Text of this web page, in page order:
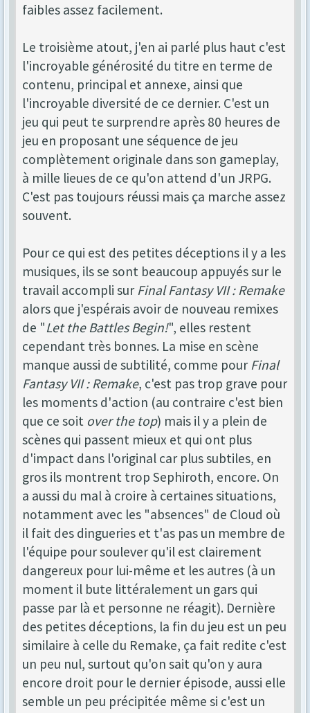
faibles assez facilement.
Le troisième atout, j'en ai parlé plus haut c'est
l'incroyable générosité du titre en terme de
contenu, principal et annexe, ainsi que
l'incroyable diversité de ce dernier. C'est un
jeu qui peut te surprendre après 80 heures de
jeu en proposant une séquence de jeu
complètement originale dans son gameplay,
à mille lieues de ce qu'on attend d'un JRPG.
C'est pas toujours réussi mais ça marche assez
souvent.
Pour ce qui est des petites déceptions il y a les
musiques, ils se sont beaucoup appuyés sur le
travail accompli surFinal Fantasy VII : Remake
alors que j'espérais avoir de nouveau remixes
de "Let the Battles Begin!", elles restent
cependant très bonnes. La mise en scène
manque aussi de subtilité, comme pourFinal
Fantasy VII : Remake, c'est pas trop grave pour
les moments d'action (au contraire c'est bien
que ce soit over the top) mais il y a plein de
scènes qui passent mieux et qui ont plus
d'impact dans l'original car plus subtiles, en
gros ils montrent trop Sephiroth, encore. On
a aussi du mal à croire à certaines situations,
notamment avec les "absences" de Cloud où
il fait des dingueries et t'as pas un membre de
l'équipe pour soulever qu'il est clairement
dangereux pour lui-même et les autres (à un
moment il bute littéralement un gars qui
passe par là et personne ne réagit). Dernière
des petites déceptions, la fin du jeu est un peu
similaire à celle du Remake, ça fait redite c'est
un peu nul, surtout qu'on sait qu'on y aura
encore droit pour le dernier épisode, aussi elle
semble un peu précipitée même si c'est un